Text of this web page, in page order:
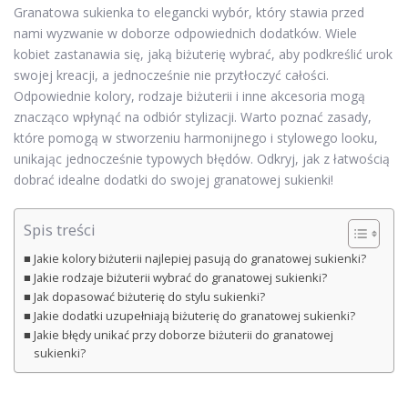
Granatowa sukienka to elegancki wybór, który stawia przed
nami wyzwanie w doborze odpowiednich dodatków. Wiele
kobiet zastanawia się, jaką biżuterię wybrać, aby podkreślić urok
swojej kreacji, a jednocześnie nie przytłoczyć całości.
Odpowiednie kolory, rodzaje biżuterii i inne akcesoria mogą
znacząco wpłynąć na odbiór stylizacji. Warto poznać zasady,
które pomogą w stworzeniu harmonijnego i stylowego looku,
unikając jednocześnie typowych błędów. Odkryj, jak z łatwością
dobrać idealne dodatki do swojej granatowej sukienki!
Spis treści
Jakie kolory biżuterii najlepiej pasują do granatowej sukienki?
Jakie rodzaje biżuterii wybrać do granatowej sukienki?
Jak dopasować biżuterię do stylu sukienki?
Jakie dodatki uzupełniają biżuterię do granatowej sukienki?
Jakie błędy unikać przy doborze biżuterii do granatowej
sukienki?